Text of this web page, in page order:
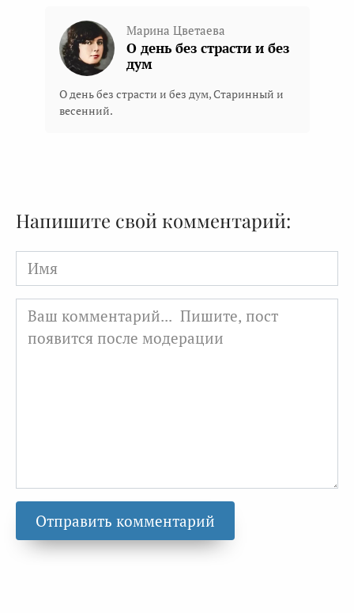
Марина Цветаева
О день без страсти и без
дум
О день без страсти и без дум, Старинный и
весенний.
Напишите свой комментарий:
Имя